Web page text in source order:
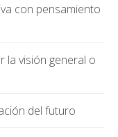
con pensamiento
la visión general o
del futuro